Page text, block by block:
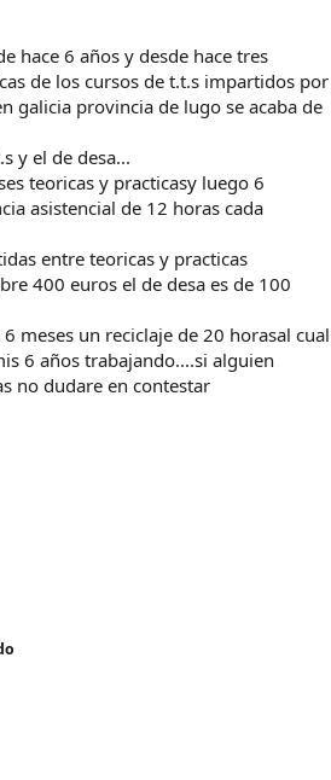
hace 6 años y desde hace tres
de los cursos de t.t.s impartidos por
galicia provincia de lugo se acaba de
y el de desa...
teoricas y practicasy luego 6
asistencial de 12 horas cada
entre teoricas y practicas
400 euros el de desa es de 100
meses un reciclaje de 20 horasal cual
6 años trabajando....si alguien
no dudare en contestar